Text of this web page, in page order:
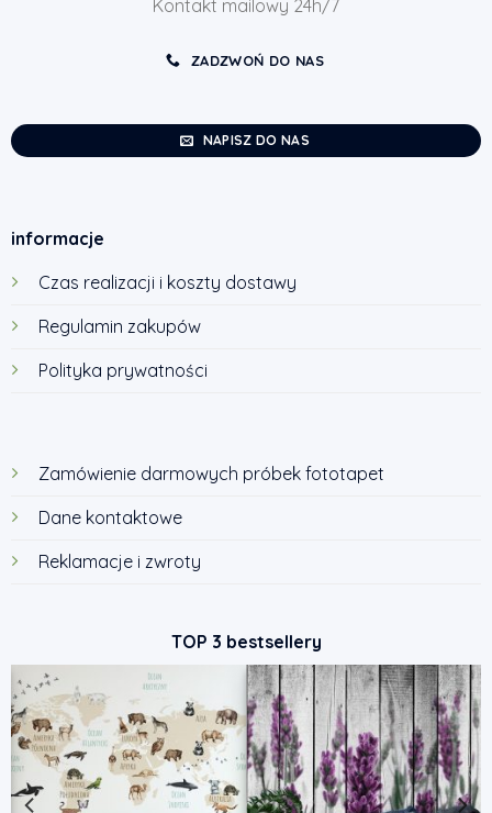
Kontakt mailowy 24h/7
ZADZWOŃ DO NAS
NAPISZ DO NAS
informacje
Czas realizacji i koszty dostawy
Regulamin zakupów
Polityka prywatności
Zamówienie darmowych próbek fototapet
Dane kontaktowe
Reklamacje i zwroty
TOP 3 bestsellery